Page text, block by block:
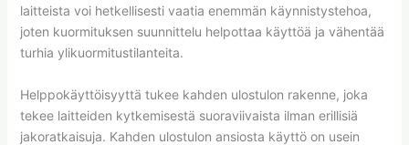
laitteista voi hetkellisesti vaatia enemmän käynnistystehoa,
joten kuormituksen suunnittelu helpottaa käyttöä ja vähentää
turhia ylikuormitustilanteita.
Helppokäyttöisyyttä tukee kahden ulostulon rakenne, joka
tekee laitteiden kytkemisestä suoraviivaista ilman erillisiä
jakoratkaisuja. Kahden ulostulon ansiosta käyttö on usein